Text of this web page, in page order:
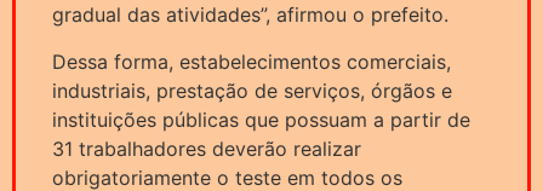
gradual das atividades”, afirmou o prefeito.
Dessa forma, estabelecimentos comerciais,
industriais, prestação de serviços, órgãos e
instituições públicas que possuam a partir de
31 trabalhadores deverão realizar
obrigatoriamente o teste em todos os